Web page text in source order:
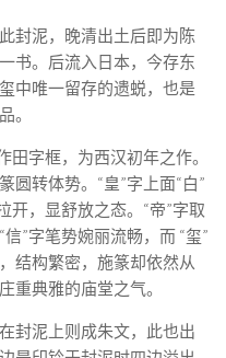
封泥，晚清出土后即为陈
书。后流入日本，今存东
中唯一留存的遗蜕，也是
。
田字框，为西汉初年之作。
圆转体势。“皇”字上面“白”
开，显舒放之态。“帝”字取
”字笔势婉丽流畅，而 “玺”
结构繁密，施篆却依然从
重典雅的庙堂之气。
封泥上则成朱文，此也出